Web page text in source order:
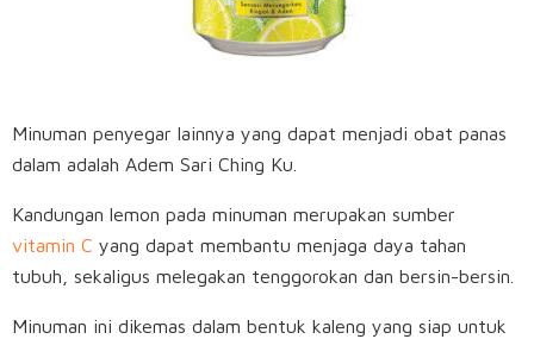
Minuman penyegar lainnya yang dapat menjadi obat panas
dalam adalah Adem Sari Ching Ku.
Kandungan lemon pada minuman merupakan sumber
vitamin C yang dapat membantu menjaga daya tahan
tubuh, sekaligus melegakan tenggorokan dan bersin-bersin.
Minuman ini dikemas dalam bentuk kaleng yang siap untuk